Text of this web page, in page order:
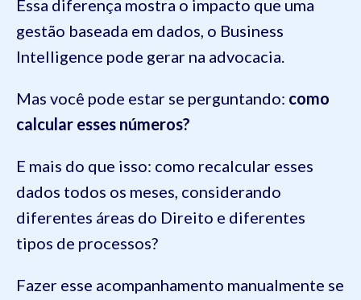
Essa diferença mostra o impacto que uma
gestão baseada em dados, o Business
Intelligence pode gerar na advocacia.
Mas você pode estar se perguntando: como
calcular esses números?
E mais do que isso: como recalcular esses
dados todos os meses, considerando
diferentes áreas do Direito e diferentes
tipos de processos?
Fazer esse acompanhamento manualmente se